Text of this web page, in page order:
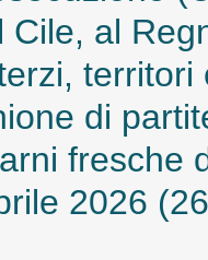
Cile, al
di
fresche
2026